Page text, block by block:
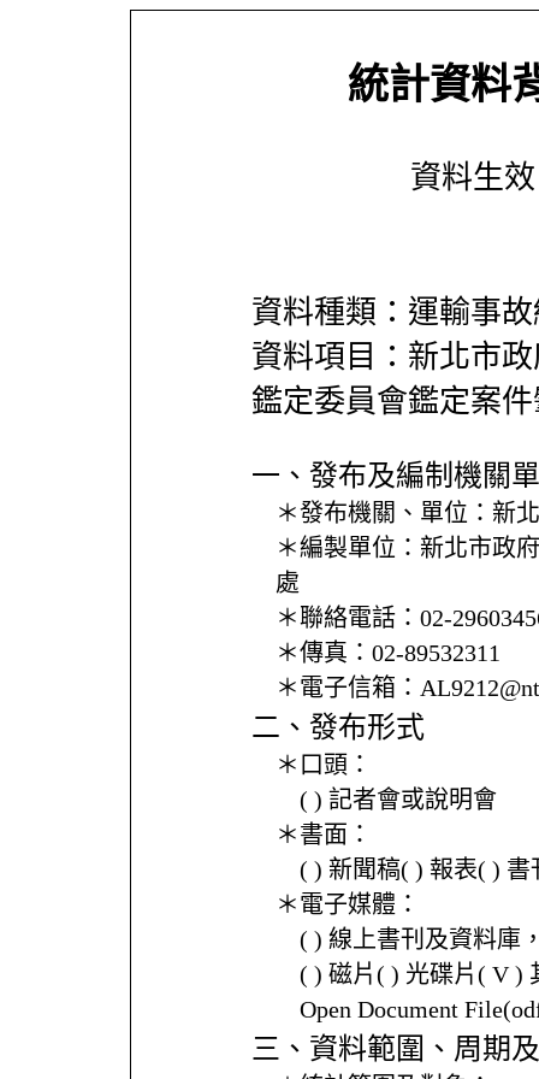
統計資料
資料生
資料種類：運輸事
資料項目：新北市
鑑定委員會鑑定案
一、發布及編制機關
＊發布機關、單位： 新
＊編製單位： 新北市政
處
＊聯絡電話： 02-
＊傳真： 02-89532311
＊電子信箱：
二、發布形式
＊口頭：
( ) 記者會或說明會
＊書面：
( ) 新聞稿( ) 報表( ) 書
＊電子媒體：
( ) 線上書刊及資料庫
( ) 磁片( ) 光碟片( V )
Open Document
三、資料範圍、周期